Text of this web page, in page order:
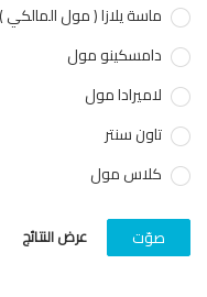
ماسة يلازا ( مول المالكي )
دامسكينو مول
لاميرادا مول
تاون سنتر
كلاس مول
عرض النتائج